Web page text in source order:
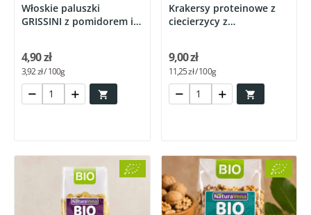
Włoskie paluszki
GRISSINI z pomidorem i

4,90 zł
3,92 zł / 100g
Krakersy proteinowe z
ciecierzycy z

9,00 zł
11,25 zł / 100g